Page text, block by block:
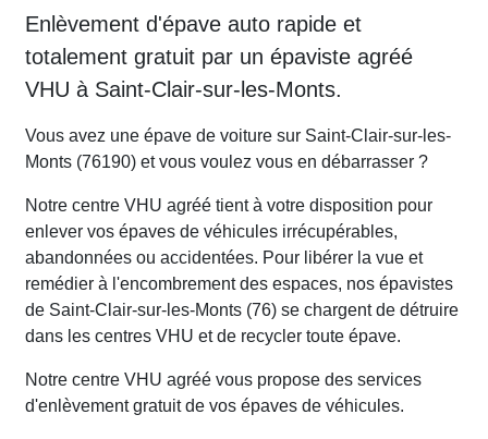
Enlèvement d'épave auto rapide et
totalement gratuit par un épaviste agréé
VHU à Saint-Clair-sur-les-Monts.
Vous avez une épave de voiture sur Saint-Clair-sur-les-
Monts (76190) et vous voulez vous en débarrasser ?
Notre centre VHU agréé tient à votre disposition pour
enlever vos épaves de véhicules irrécupérables,
abandonnées ou accidentées. Pour libérer la vue et
remédier à l'encombrement des espaces, nos épavistes
de Saint-Clair-sur-les-Monts (76) se chargent de détruire
dans les centres VHU et de recycler toute épave.
Notre centre VHU agréé vous propose des services
d'enlèvement gratuit de vos épaves de véhicules.